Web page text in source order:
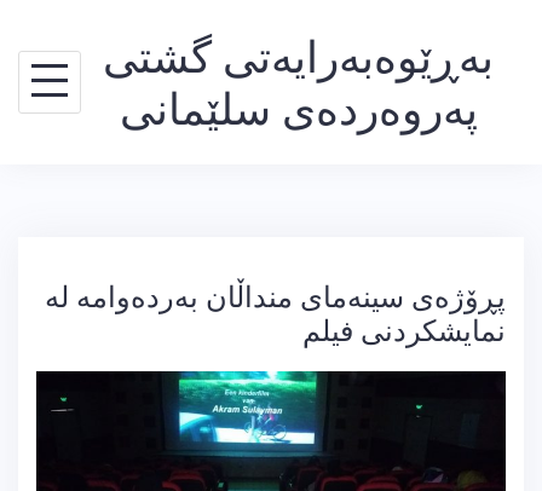
بەڕێوەبەرایەتی گشتی
پەروەردەی سلێمانی
پڕۆژەی سینەمای منداڵان بەردەوامە لە
نمایشكردنی فیلم